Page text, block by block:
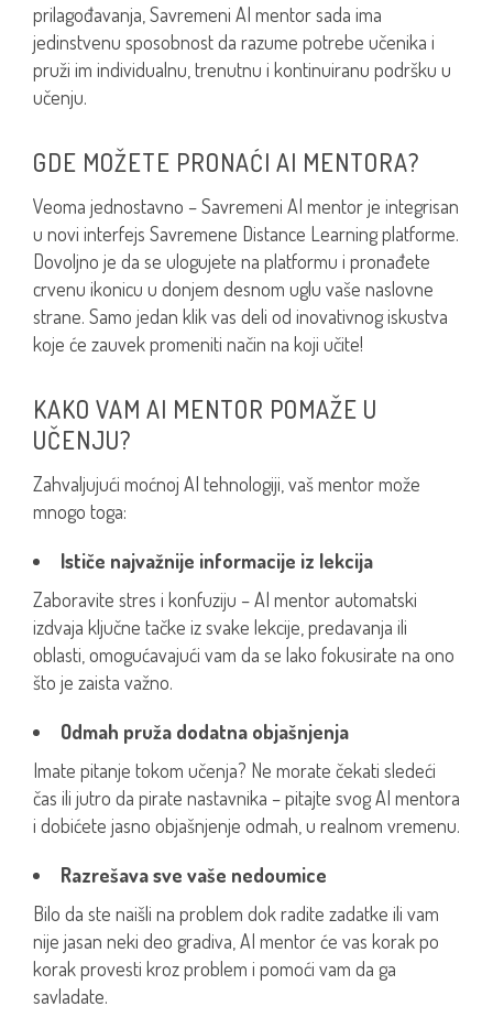
prilagođavanja, Savremeni AI mentor sada ima
jedinstvenu sposobnost da razume potrebe učenika i
pruži im individualnu, trenutnu i kontinuiranu podršku u
učenju.
GDE MOŽETE PRONAĆI AI MENTORA?
Veoma jednostavno – Savremeni AI mentor je integrisan
u novi interfejs Savremene Distance Learning platforme.
Dovoljno je da se ulogujete na platformu i pronađete
crvenu ikonicu u donjem desnom uglu vaše naslovne
strane. Samo jedan klik vas deli od inovativnog iskustva
koje će zauvek promeniti način na koji učite!
KAKO VAM AI MENTOR POMAŽE U
UČENJU?
Zahvaljujući moćnoj AI tehnologiji, vaš mentor može
mnogo toga:
Ističe najvažnije informacije iz lekcija
Zaboravite stres i konfuziju – AI mentor automatski
izdvaja ključne tačke iz svake lekcije, predavanja ili
oblasti, omogućavajući vam da se lako fokusirate na ono
što je zaista važno.
Odmah pruža dodatna objašnjenja
Imate pitanje tokom učenja? Ne morate čekati sledeći
čas ili jutro da pirate nastavnika – pitajte svog AI mentora
i dobićete jasno objašnjenje odmah, u realnom vremenu.
Razrešava sve vaše nedoumice
Bilo da ste naišli na problem dok radite zadatke ili vam
nije jasan neki deo gradiva, AI mentor će vas korak po
korak provesti kroz problem i pomoći vam da ga
savladate.